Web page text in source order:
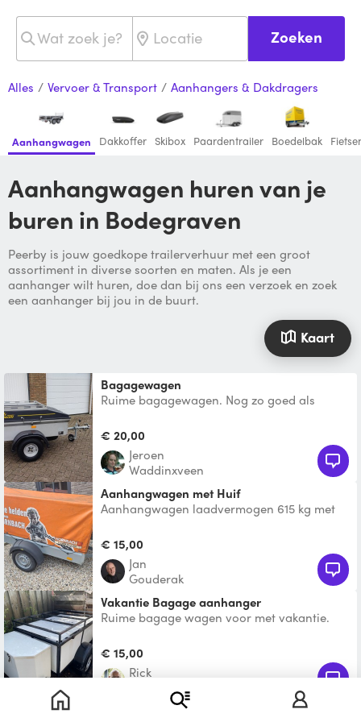
Zoeken
Alles / Vervoer & Transport / Aanhangers & Dakdragers
Aanhangwagen Dakkoffer Skibox Paardentrailer Boedelbak
Aanhangwagen huren van je
buren in Bodegraven
Peerby is jouw goedkope trailerverhuur met een groot
assortiment in diverse soorten en maten. Als je een
aanhanger wilt huren, doe dan bij ons een verzoek en zoek
een aanhanger bij jou in de buurt.
Kaart
Bagagewagen
Ruime bagagewagen. Nog zo goed als
Neuswiel * Imperiaal *
€ 20,00
Jeroen
Waddinxveen
Aanhangwagen met Huif
Aanhangwagen laadvermogen 615 kg met
Hoog 100. Bij het op
€ 15,00
Jan
Gouderak
Vakantie Bagage aanhanger
Ruime bagage wagen voor met vakantie.
met sloten. Klein
€ 15,00
Rick
Moerkapelle
Aanhangwagen open